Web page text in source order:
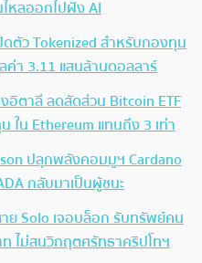
หลออกไปฝั่ง AI
ดตัว Tokenized สำหรับกองทุน
ค่า 3.11 แสนล้านดอลลาร์
ตาลี ลดสัดส่วน Bitcoin ETF
ใน Ethereum แทนถึง 3 เท่า
ปลุกพลังคอมมูฯ Cardano
กลับมาเป็นผู้ชนะ
ย Solo เจอบล็อก รับทรัพย์คน
ไม่สนวิกฤตศรัทธาคริปโทฯ